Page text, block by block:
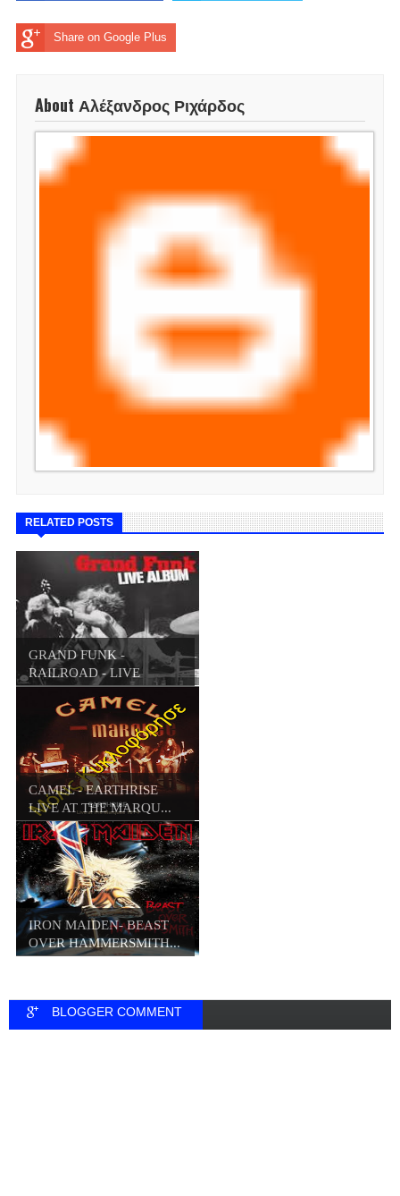
Share on Google Plus
About Αλέξανδρος Ριχάρδος
RELATED POSTS
GRAND FUNK -
RAILROAD - LIVE
ALBUM (...
CAMEL - EARTHRISE
LIVE AT THE MARQU...
IRON MAIDEN- BEAST
OVER HAMMERSMITH...
BLOGGER COMMENT